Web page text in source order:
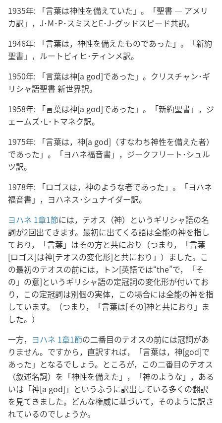
1935年: 「言葉は神性を備えていた」。「聖書 ― アメリ
カ訳」，J･M･P･スミスとE･J･グッドスピード共訳。
1946年: 「言葉は，神性を備えたものであった」。「新約
聖書」，ルートビィヒ･ティンメ訳。
1950年: 「言葉は神[a god]であった」。クリスチャン･ギ
リシャ語聖書 新世界訳。
1958年: 「言葉は神[a god]であった」。「新約聖書」，ジ
ェームズ･L･トマネク訳。
1975年: 「言葉は，神[a god]（すなわち神性を備えた者）
であった」。「ヨハネ福音書」，ジークフリート･シュル
ツ訳。
1978年: 「ロゴスは，神のような者であった」。「ヨハネ
福音書」，ヨハネス･シュナイダー訳。
ヨハネ 1章1節には，テオス（神）というギリシャ語の名
詞が2回出てきます。最初に出てくる語は全能の神を指し
ており，「言葉」はその方と共におり（つまり，「言葉
[ロゴス]は神[テオスの変化形]と共におり」）ました。こ
の最初のテオスの前には，トン[英語では“the”で，「そ
の」の意]というギリシャ語の定冠詞の変化形が付いてお
り，この定冠詞は別個の実体，この場合には全能の神を指
しています。（つまり，「言葉は[その]神と共におり」ま
した。）
一方， ヨハネ 1章1節の二番目のテオスの前には冠詞があ
りません。ですから，直訳すれば，「言葉は，神[god]で
あった」となるでしょう。ところが，この二番目のテオス
（叙述名詞）を「神性を備えた」，「神のような」，ある
いは「神[a god]」というふうに訳出している多くの翻訳
を見てきました。どんな権威に基づいて，そのように訳さ
れているのでしょうか。